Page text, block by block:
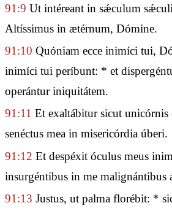
91:9 Ut intéreant in sǽculum
Altíssimus in ætérnum, Dómine.
91:10 Quóniam ecce inimíci tui,
inimíci tui períbunt: * et
operántur iniquitátem.
91:11 Et exaltábitur sicut
senéctus mea in misericórdia úberi.
91:12 Et despéxit óculus meus
insurgéntibus in me malignántibus
91:13 Justus, ut palma florébit: *